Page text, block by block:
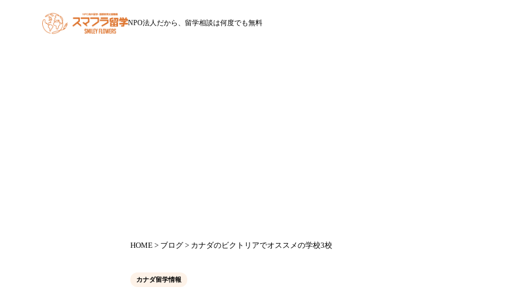
NPO法人だから、留学相談は何度でも無料
HOME > ブログ > カナダのビクトリアでオススメの学校3校
カナダ留学情報